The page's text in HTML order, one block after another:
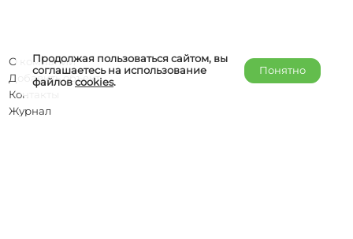
Продолжая пользоваться сайтом, вы
соглашаетесь на использование
файловcookies.
Понятно
О компании
Добавить объект
Контакты
Журнал